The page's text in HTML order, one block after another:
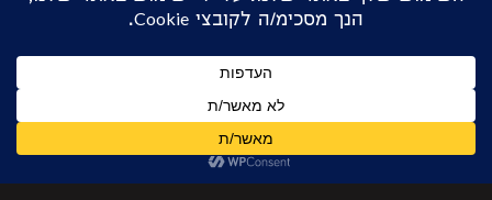
לפני שנרצחה לא הייתה בחיים
מי אני בלי לא?
מילים שקטות